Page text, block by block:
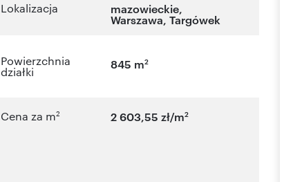
Lokalizacja mazowieckie,
Warszawa,Targówek
Powierzchnia
działki
845 m2
Cena za m2 2 603,55 zł/m2